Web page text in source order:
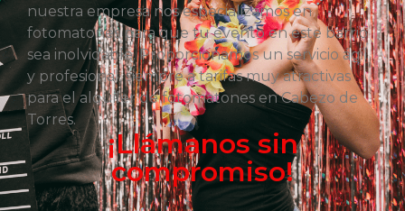
nuestra empresa nos especializamos en
fotomatones para que tu evento en este barrio
sea inolvidable. Proporcionamos un servicio ágil
y profesional, siempre a tarifas muy atractivas
para el alquiler de fotomatones en Cabezo de
Torres.
¡Llámanos sin
compromiso!